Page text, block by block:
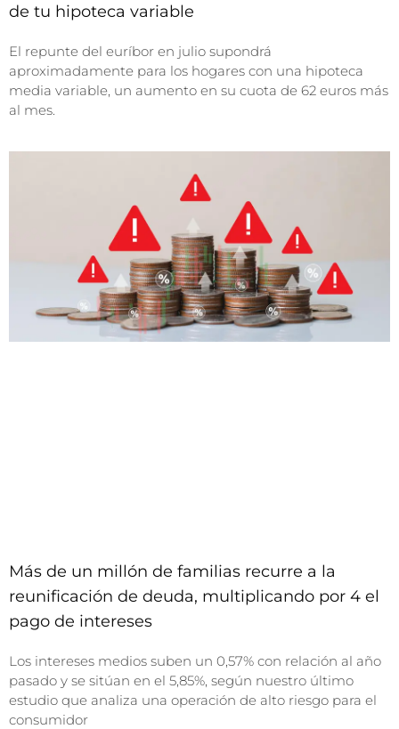
de tu hipoteca variable
El repunte del euríbor en julio supondrá
aproximadamente para los hogares con una hipoteca
media variable, un aumento en su cuota de 62 euros más
al mes.
Más de un millón de familias recurre a la
reunificación de deuda, multiplicando por 4 el
pago de intereses
Los intereses medios suben un 0,57% con relación al año
pasado y se sitúan en el 5,85%, según nuestro último
estudio que analiza una operación de alto riesgo para el
consumidor